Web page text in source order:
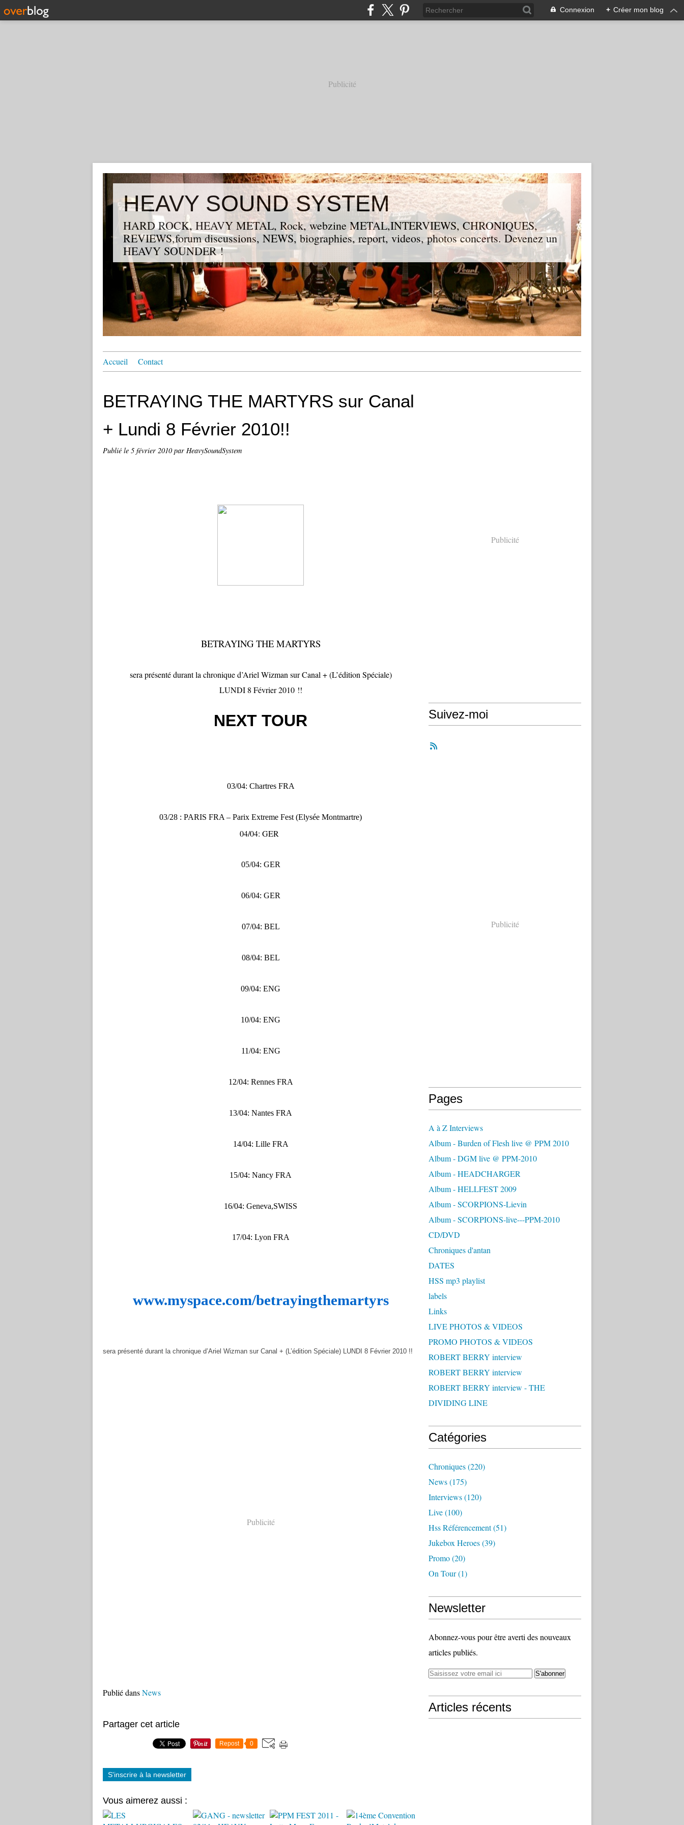
Connexion + Créer mon blog
Publicité
HEAVY SOUND SYSTEM
HARD ROCK, HEAVY METAL, Rock, webzine METAL,INTERVIEWS, CHRONIQUES,
REVIEWS,forum discussions, NEWS, biographies, report, videos, photos concerts. Devenez un
HEAVY SOUNDER !
Accueil Contact
BETRAYING THE MARTYRS sur Canal
Publié le 5 février 2010par HeavySoundSystem
BETRAYING THE MARTYRS
sera présenté durant la chronique d’Ariel Wizman sur Canal + (L’édition Spéciale)
LUNDI 8 Février 2010 !!
NEXT TOUR
03/04: Chartres FRA
03/28 : PARIS FRA – Parix Extreme Fest (Elysée Montmartre)
04/04: GER
05/04: GER
06/04: GER
07/04: BEL
08/04: BEL
09/04: ENG
10/04: ENG
11/04: ENG
12/04: Rennes FRA
13/04: Nantes FRA
14/04: Lille FRA
15/04: Nancy FRA
16/04: Geneva,SWISS
17/04: Lyon FRA
www.myspace.com/betrayingthemartyrs
sera présenté durant la chronique d’Ariel Wizman sur Canal + (L’édition Spéciale) LUNDI 8 Février 2010 !!
Publicité
Publié dansNews
Partager cet article
Repost 0
S'inscrire à la newsletter
Vous aimerez aussi :
Publicité
Suivez-moi
Publicité
Pages
A à Z Interviews
Album - Burden of Flesh live @ PPM 2010
Album - DGM live @ PPM-2010
Album - HEADCHARGER
Album - HELLFEST 2009
Album - SCORPIONS-Lievin
Album - SCORPIONS-live---PPM-2010
CD/DVD
Chroniques d'antan
DATES
HSS mp3 playlist
labels
Links
LIVE PHOTOS & VIDEOS
PROMO PHOTOS & VIDEOS
ROBERT BERRY interview
ROBERT BERRY interview
ROBERT BERRY interview - THE
DIVIDING LINE
Catégories
Chroniques(220)
News(175)
Interviews(120)
Live(100)
Hss Référencement(51)
Jukebox Heroes(39)
Promo(20)
On Tour(1)
Newsletter
Abonnez-vous pour être averti des nouveaux
articles publiés.
Articles récents